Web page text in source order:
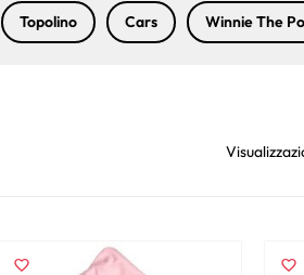
Topolino Cars Winnie The